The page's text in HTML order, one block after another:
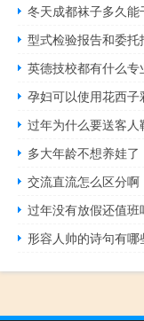
冬天成都袜子多久能
型式检验报告和委托
英德技校都有什么专
孕妇可以使用花西子
过年为什么要送客人
多大年龄不想养娃了
交流直流怎么区分啊
过年没有放假还值班
形容人帅的诗句有哪